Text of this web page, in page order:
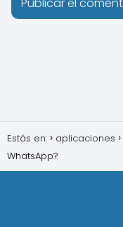
Estás en: aplicaciones
WhatsApp?